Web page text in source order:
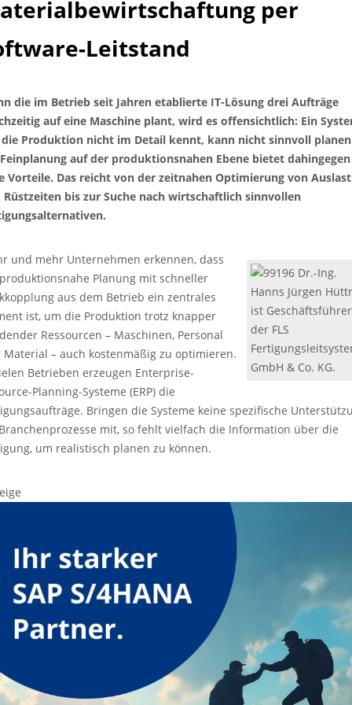
per
Leitstand
die im Betrieb seit Jahren etablierte IT-Lösung drei Aufträge
auf eine Maschine plant, wird es offensichtlich: Ein
die Produktion nicht im Detail kennt, kann nicht sinnvoll
auf der produktionsnahen Ebene bietet dahingegen
Vorteile. Das reicht von der zeitnahen Optimierung von
Rüstzeiten bis zur Suche nach wirtschaftlich sinnvollen
Dr.-Ing.
Hanns Jürgen
ist Geschäftsführer
der FLS
GmbH & Co. KG.
und mehr Unternehmen erkennen, dass
Planung mit schneller
aus dem Betrieb ein zentrales
ist, um die Produktion trotz knapper
Ressourcen – Maschinen, Personal
Material – auch kostenmäßig zu optimieren.
Betrieben erzeugen Enterprise-
Planning-Systeme (ERP) die
Bringen die Systeme keine spezifische
mit, so fehlt vielfach die Information über die
um realistisch planen zu können.